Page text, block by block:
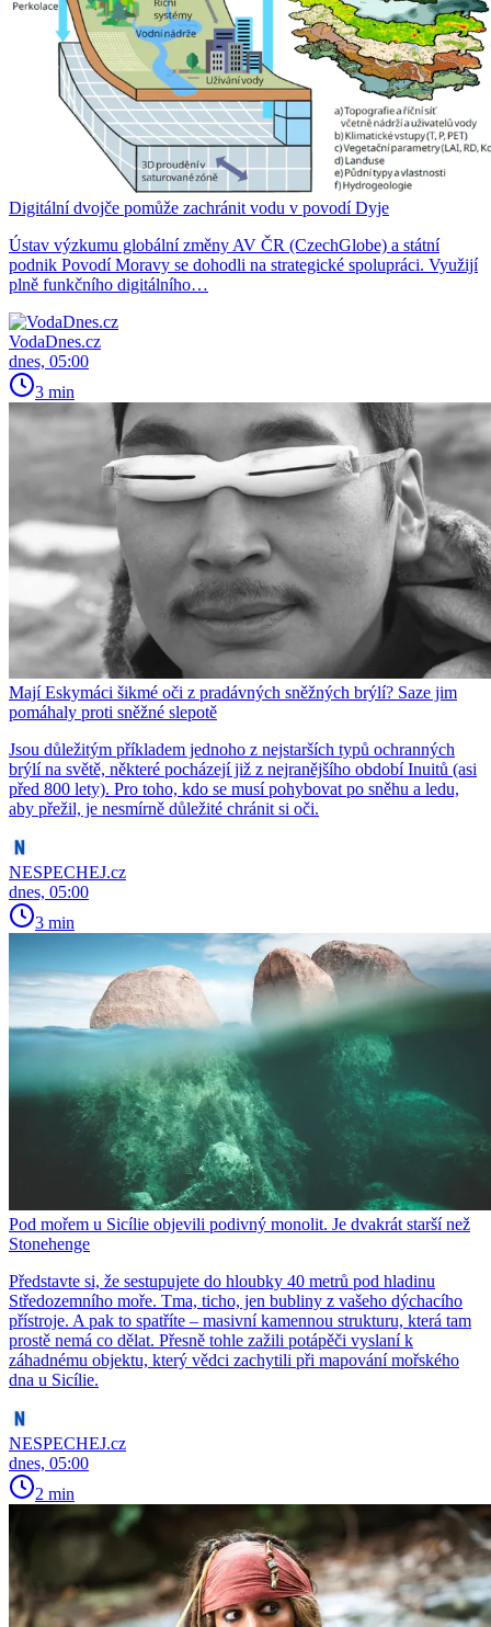
Digitální dvojče pomůže zachránit vodu v povodí Dyje
Ústav výzkumu globální změny AV ČR (CzechGlobe) a státní
podnik Povodí Moravy se dohodli na strategické spolupráci. Využijí
plně funkčního digitálního…
VodaDnes.cz
dnes, 05:00
3 min
Mají Eskymáci šikmé oči z pradávných sněžných brýlí? Saze jim
pomáhaly proti sněžné slepotě
Jsou důležitým příkladem jednoho z nejstarších typů ochranných
brýlí na světě, některé pocházejí již z nejranějšího období Inuitů (asi
před 800 lety). Pro toho, kdo se musí pohybovat po sněhu a ledu,
aby přežil, je nesmírně důležité chránit si oči.
NESPECHEJ.cz
dnes, 05:00
3 min
Pod mořem u Sicílie objevili podivný monolit. Je dvakrát starší než
Stonehenge
Představte si, že sestupujete do hloubky 40 metrů pod hladinu
Středozemního moře. Tma, ticho, jen bubliny z vašeho dýchacího
přístroje. A pak to spatříte – masivní kamennou strukturu, která tam
prostě nemá co dělat. Přesně tohle zažili potápěči vyslaní k
záhadnému objektu, který vědci zachytili při mapování mořského
dna u Sicílie.
NESPECHEJ.cz
dnes, 05:00
2 min